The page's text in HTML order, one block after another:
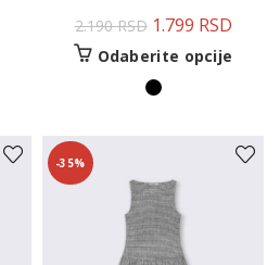
2.190RSD 1.799 RSD
Odaberite opcije
-35%